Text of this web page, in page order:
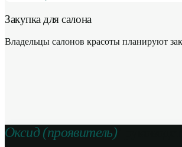
Закупка для салона
Владельцы салонов красоты планируют
Оксид (проявитель)